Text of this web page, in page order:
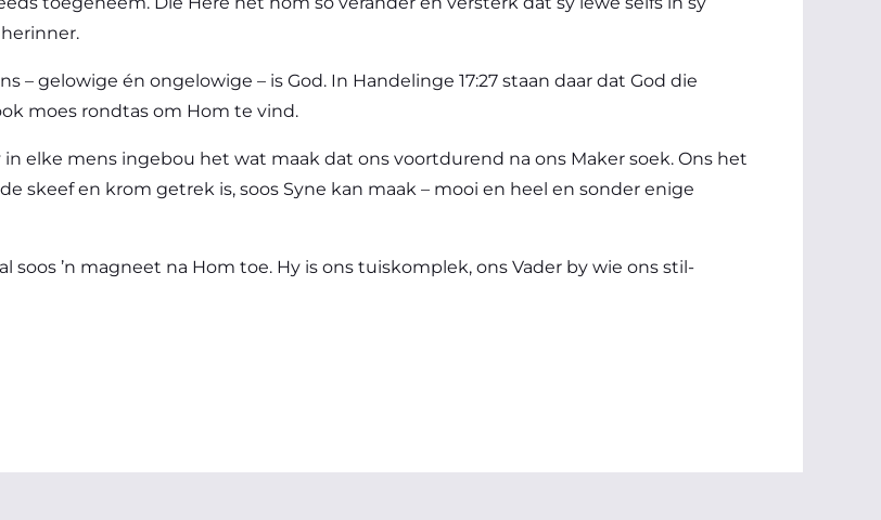
gelowige én ongelowige – is God. In Handelinge 17:27 staan daar dat God die
moes rondtas om Hom te vind.
elke mens ingebou het wat maak dat ons voortdurend na ons Maker soek. Ons het
skeef en krom getrek is, soos Syne kan maak – mooi en heel en sonder enige
’n magneet na Hom toe. Hy is ons tuiskomplek, ons Vader by wie ons stil-